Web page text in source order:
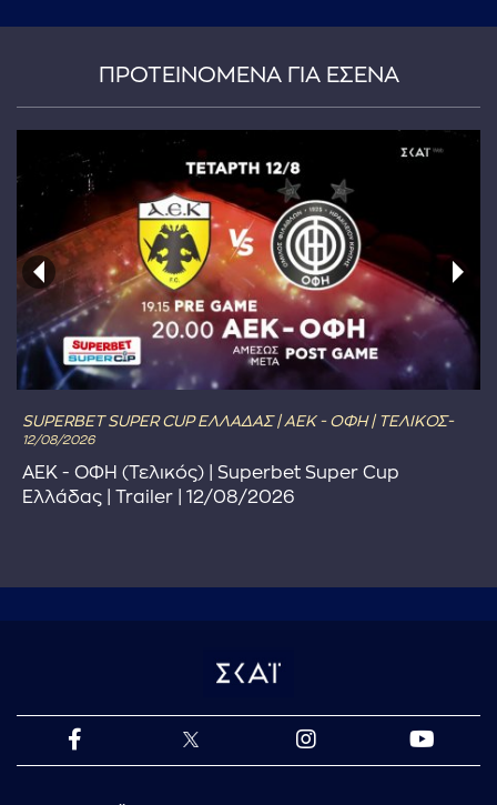
ΠΡΟΤΕΙΝΟΜΕΝΑ ΓΙΑ ΕΣΕΝΑ
SUPERBET SUPER CUP ΕΛΛΑΔΑΣ | ΑΕΚ - ΟΦΗ | ΤΕΛΙΚΟΣ-
12/08/2026
ΑΕΚ - ΟΦΗ (Τελικός) | Superbet Super Cup
Ελλάδας | Trailer | 12/08/2026